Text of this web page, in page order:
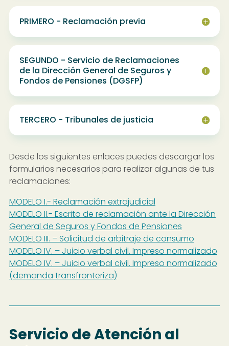
PRIMERO - Reclamación previa
SEGUNDO - Servicio de Reclamaciones
de la Dirección General de Seguros y
Fondos de Pensiones (DGSFP)
TERCERO - Tribunales de justicia
Desde los siguientes enlaces puedes descargar los
formularios necesarios para realizar algunas de tus
reclamaciones:
MODELO I.- Reclamación extrajudicial
MODELO II.- Escrito de reclamación ante la Dirección
General de Seguros y Fondos de Pensiones
MODELO III. – Solicitud de arbitraje de consumo
MODELO IV. – Juicio verbal civil. Impreso normalizado
MODELO IV. – Juicio verbal civil. Impreso normalizado
(demanda transfronteriza)
Servicio de Atención al